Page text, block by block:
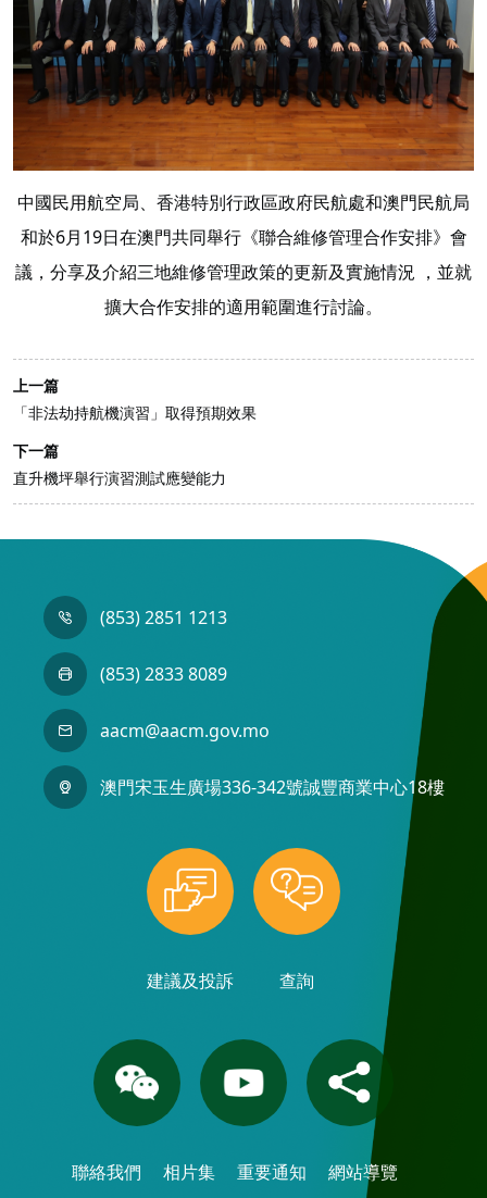
中國民用航空局、香港特別行政區政府民航處和澳門民航局
和於6月19日在澳門共同舉行《聯合維修管理合作安排》會
議，分享及介紹三地維修管理政策的更新及實施情況 ，並就
擴大合作安排的適用範圍進行討論。
上一篇
「非法劫持航機演習」取得預期效果
下一篇
直升機坪舉行演習測試應變能力
(853) 2851 1213
(853) 2833 8089
aacm@aacm.gov.mo
澳門宋玉生廣場336-342號誠豐商業中心18樓
建議及投訴 查詢
聯絡我們 相片集 重要通知 網站導覽